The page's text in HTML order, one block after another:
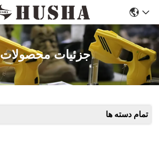
جزئیات محصولات
تمام دسته ها